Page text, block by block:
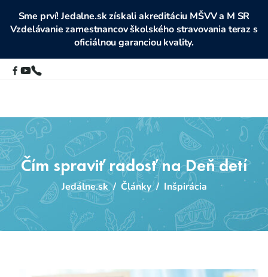
Sme prví! Jedalne.sk získali akreditáciu MŠVV a M SR
Vzdelávanie zamestnancov školského stravovania teraz s
oficiálnou garanciou kvality.
Čím spraviť radosť na Deň detí
Jedálne.sk / Články / Inšpirácia